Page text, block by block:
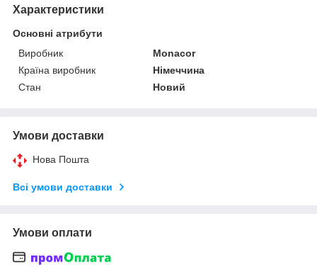
Характеристики
Основні атрибути
Виробник
Monacor
Країна виробник
Німеччина
Стан
Новий
Умови доставки
Нова Пошта
Всі умови доставки
Умови оплати